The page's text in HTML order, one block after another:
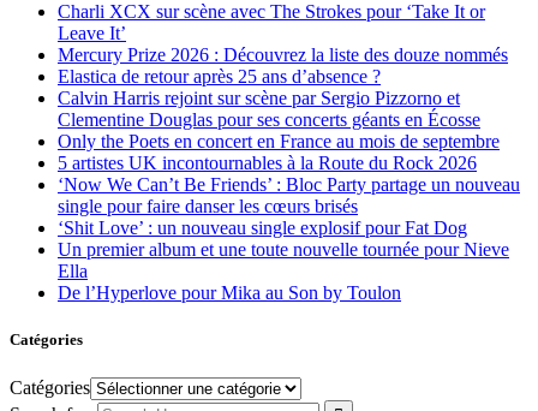
Charli XCX sur scène avec The Strokes pour ‘Take It or
Leave It’
Mercury Prize 2026 : Découvrez la liste des douze nommés
Elastica de retour après 25 ans d’absence ?
Calvin Harris rejoint sur scène par Sergio Pizzorno et
Clementine Douglas pour ses concerts géants en Écosse
Only the Poets en concert en France au mois de septembre
5 artistes UK incontournables à la Route du Rock 2026
‘Now We Can’t Be Friends’ : Bloc Party partage un nouveau
single pour faire danser les cœurs brisés
‘Shit Love’ : un nouveau single explosif pour Fat Dog
Un premier album et une toute nouvelle tournée pour Nieve
Ella
De l’Hyperlove pour Mika au Son by Toulon
Catégories
Catégories